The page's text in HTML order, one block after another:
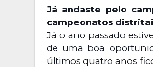
Já andaste pelo
campeonatos
Já o ano passado
de uma boa
últimos quatro anos